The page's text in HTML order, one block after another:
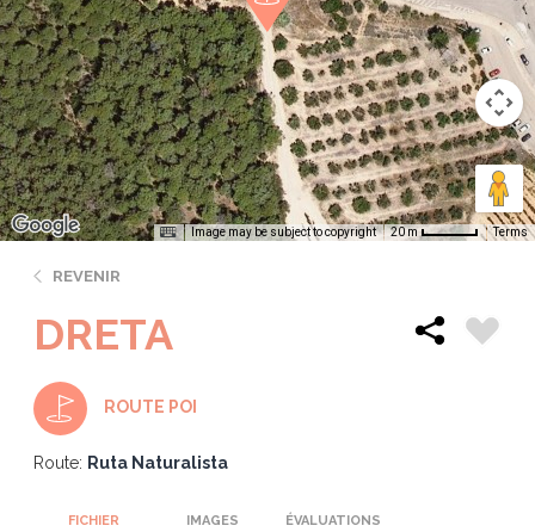
Image may be subject to copyright 20 m Terms
REVENIR
DRETA
ROUTE POI
Route: Ruta Naturalista
FICHIER IMAGES ÉVALUATIONS